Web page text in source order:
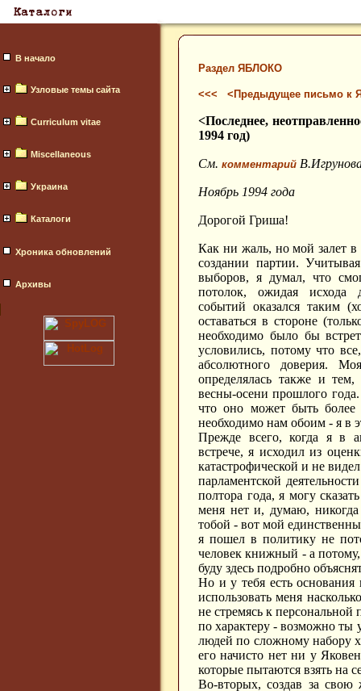
В начало
Узловые темы сайта
Curriculum vitae
Miscellaneous
Украина
Каталоги
Хроника обновлений
Архивы
Раздел ЯБЛОКО
<<< <Предыдущее письмо к
<Последнее,
1994 год)
Cм. комментарий
Ноябрь 1994 года
Дорогой Гриша!
Как ни жаль, но мой залет
создании партии.
выборов, я думал, что
потолок, ожидая исхода
событий оказался таким
оставаться в стороне
необходимо было бы
условились, потому что
абсолютного доверия.
определялась также и тем,
весны-осени прошлого
что оно может быть более
необходимо нам обоим - я в
Прежде всего, когда я в
встрече, я исходил из
катастрофической и не
парламентской
полтора года, я могу
меня нет и, думаю,
тобой - вот мой
я пошел в политику не
человек книжный - а
буду здесь подробно
Но и у тебя есть основания
использовать меня
не стремясь к персональной
по характеру - возможно ты
людей по сложному набору
его начисто нет ни у
которые пытаются взять на
Во-вторых, создав за свою